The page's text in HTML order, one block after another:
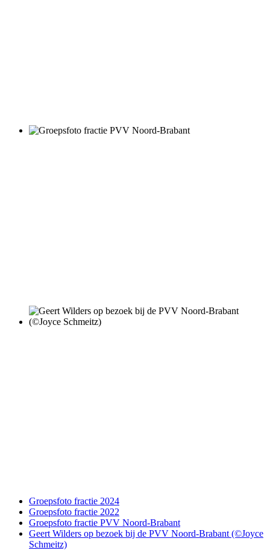
Groepsfoto fractie 2024
Groepsfoto fractie 2022
Groepsfoto fractie PVV Noord-Brabant
Geert Wilders op bezoek bij de PVV Noord-Brabant (©Joyce
Schmeitz)